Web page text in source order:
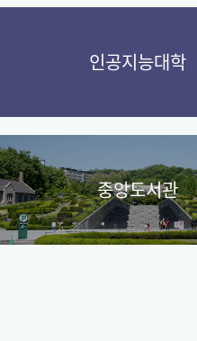
인공지능대학
중앙도서관